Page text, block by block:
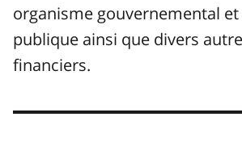
organisme gouvernemental
publique ainsi que divers
financiers.